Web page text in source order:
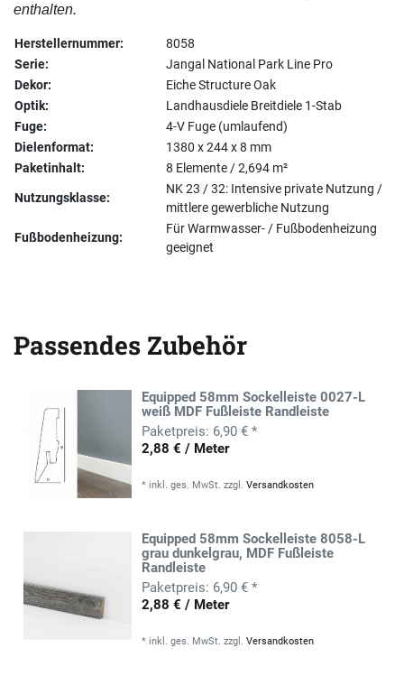
enthalten.
Herstellernummer:
8058
Serie:
Jangal National Park Line Pro
Dekor:
Eiche Structure Oak
Optik:
Landhausdiele Breitdiele 1-Stab
Fuge:
4-V Fuge (umlaufend)
Dielenformat:
1380 x 244 x 8 mm
Paketinhalt:
8 Elemente / 2,694 m²
Nutzungsklasse:
NK 23 / 32: Intensive private Nutzung /
mittlere gewerbliche Nutzung
Fußbodenheizung:
Für Warmwasser- / Fußbodenheizung
geeignet
Passendes Zubehör
Equipped 58mm Sockelleiste 0027-L
weiß MDF Fußleiste Randleiste
6,90 € *
2,88 € / Meter
* inkl. ges. MwSt. zzgl.Versandkosten
Equipped 58mm Sockelleiste 8058-L
grau dunkelgrau, MDF Fußleiste
Randleiste
6,90 € *
2,88 € / Meter
* inkl. ges. MwSt. zzgl.Versandkosten